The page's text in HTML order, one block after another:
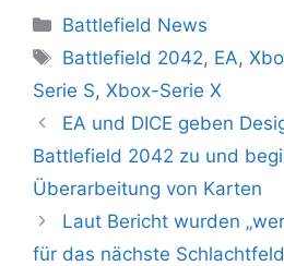
Kategorien
Battlefield News
Schlagwörter
Battlefield 2042, EA,
Serie S, Xbox-Serie X
EA und DICE geben
Battlefield 2042 zu und
Überarbeitung von Karten
Laut Bericht wurden
für das nächste